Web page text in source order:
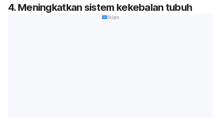
4. Meningkatkan sistem kekebalan tubuh
Iklan